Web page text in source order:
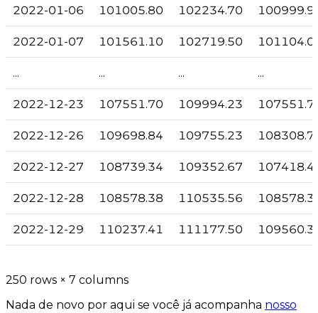
2022-01-06 101005.80 102234.70
2022-01-07 101561.10 102719.50
... ... ... ...
2022-12-23 107551.70 109994.23
2022-12-26 109698.84 109755.23
2022-12-27 108739.34 109352.67
2022-12-28 108578.38 110535.56
2022-12-29 110237.41 111177.50
250 rows × 7 columns
Nada de novo por aqui se você já acompanha nosso